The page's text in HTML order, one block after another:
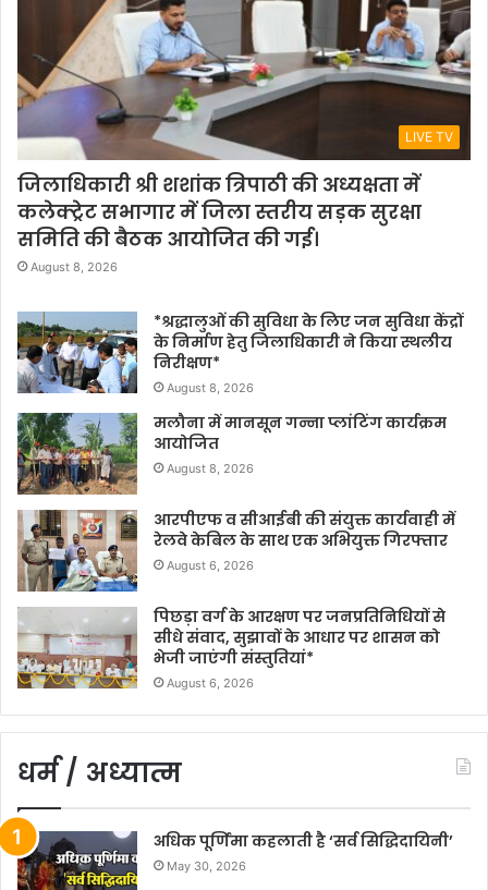
LIVE TV
जिलाधिकारी श्री शशांक त्रिपाठी की अध्यक्षता में
कलेक्ट्रेट सभागार में जिला स्तरीय सड़क सुरक्षा
समिति की बैठक आयोजित की गई।
August 8, 2026
*श्रद्धालुओं की सुविधा के लिए जन सुविधा केंद्रों
के निर्माण हेतु जिलाधिकारी ने किया स्थलीय
निरीक्षण*
August 8, 2026
मलौना में मानसून गन्ना प्लांटिंग कार्यक्रम
आयोजित
August 8, 2026
आरपीएफ व सीआईबी की संयुक्त कार्यवाही में
रेलवे केबिल के साथ एक अभियुक्त गिरफ्तार
August 6, 2026
पिछड़ा वर्ग के आरक्षण पर जनप्रतिनिधियों से
सीधे संवाद, सुझावों के आधार पर शासन को
भेजी जाएंगी संस्तुतियां*
August 6, 2026
धर्म / अध्यात्म
अधिक पूर्णिमा कहलाती है ‘सर्व सिद्धिदायिनी’
May 30, 2026